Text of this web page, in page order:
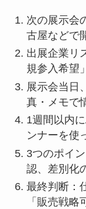
次の展示会
古屋などで
出展企業リ
規参入希望
展示会当日
真・メモで
1週間以内
ンナーを使
3つのポイ
認、差別化
最終判断：
「販売戦